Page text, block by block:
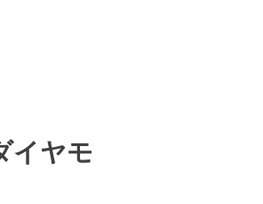
イヤモ